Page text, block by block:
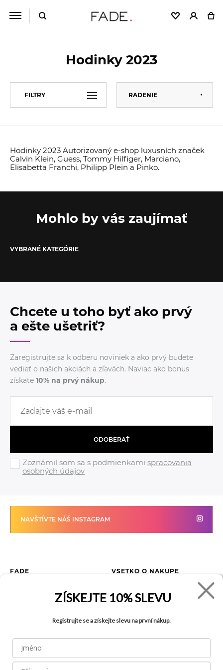
Hodinky 2023
FILTRY RADENIE
Predvolené
Abecedne
CENA
FARBA
Hodinky 2023 Autorizovaný e-shop luxusních značek
Calvin Klein, Guess, Tommy Hilfiger, Marciano,
Elisabetta Franchi, Philipp Plein a Pinko.
Mohlo by vás zaujímať
VYBRANÉ KATEGÓRIE
Chcete u toho byť ako prvý
a ešte ušetriť?
Zaregistrujte sa k odberu noviniek a ako prvý budete
vedieť o našich akciách a zľavách. Naviac ako bonus
získate 10% na prvý nákup.
ODOBERAŤ
Zoznámil som sa s podmienkami spracovania
osobných údajov
NAVŠTÍVTE NÁŠ INSTAGRAM
FADE
Blog
VŠETKO O NÁKUPE
Ako reklamovať tovar
Tabuľka veľkostí
ZÍSKEJTE 10% SLEVU
Registrujte se a získejte slevu na první nákup.